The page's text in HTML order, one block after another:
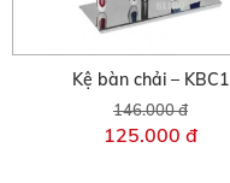
Kệ bàn chải – KBC1
146.000 đ
125.000 đ